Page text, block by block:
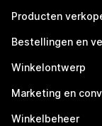
Producten
Bestellingen en
Winkelontwerp
Marketing en
Winkelbeheer